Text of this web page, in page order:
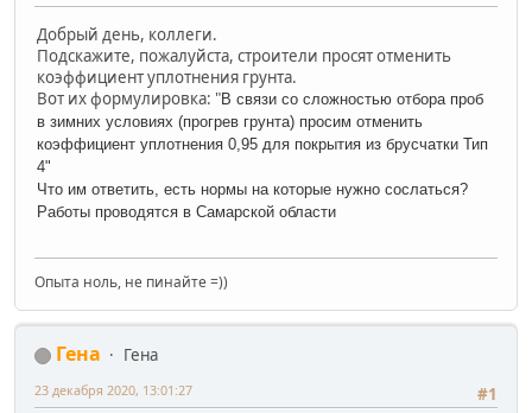
Добрый день, коллеги.
Подскажите, пожалуйста, строители просят отменить
коэффициент уплотнения грунта.
Вот их формулировка: "В связи со сложностью отбора проб
в зимних условиях (прогрев грунта) просим отменить
коэффициент уплотнения 0,95 для покрытия из брусчатки Тип
4"
Что им ответить, есть нормы на которые нужно сослаться?
Работы проводятся в Самарской области
Опыта ноль, не пинайте =))
Гена
Гена
#1
23 декабря 2020, 13:01:27